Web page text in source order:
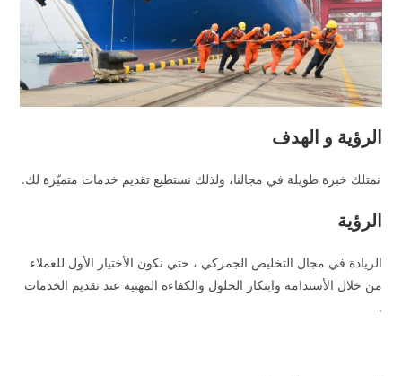
الرؤية و الهدف
نمتلك خبرة طويلة في مجالنا، ولذلك نستطيع تقديم خدمات متميّزة لك.
الرؤية
الريادة في مجال التخليص الجمركي ، حتي نكون الأختيار الأول للعملاء
من خلال الأستدامة وابتكار الحلول والكفاءة المهنية عند تقديم الخدمات
.